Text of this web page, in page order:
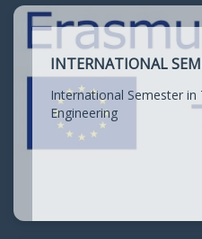
INTERNATIONAL
International Semester
Engineering